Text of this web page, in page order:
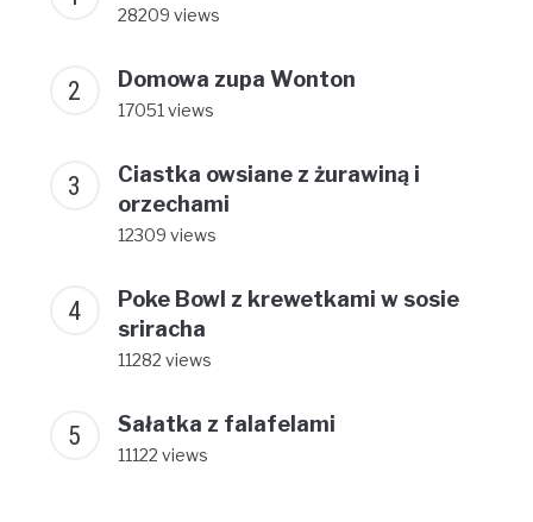
28209 views
Domowa zupa Wonton
17051 views
Ciastka owsiane z żurawiną i
orzechami
12309 views
Poke Bowl z krewetkami w sosie
sriracha
11282 views
Sałatka z falafelami
11122 views